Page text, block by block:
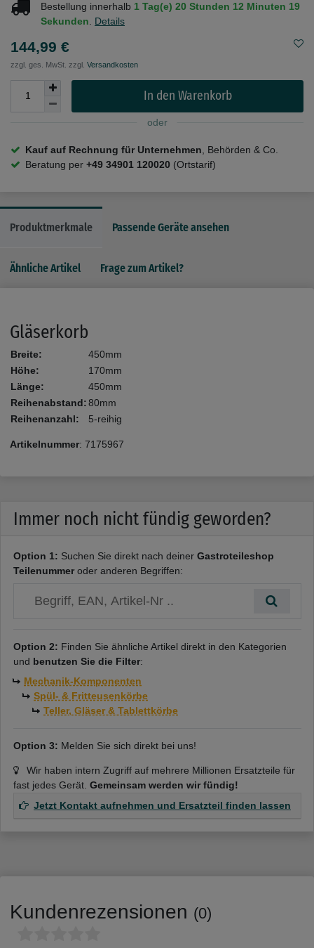
Bestellung innerhalb 1 Tag(e) 20 Stunden 12 Minuten 19
Sekunden
Details
144,99 €
zzgl. ges. MwSt. zzgl. Versandkosten
In den Warenkorb
oder
Kauf auf Rechnung für Unternehmen , Behörden & Co.
Beratung per +49 34901 120020 (Ortstarif)
Produktmerkmale Passende Geräte ansehen
Ähnliche Artikel Frage zum Artikel?
Gläserkorb
Breite:
450mm
Höhe:
170mm
Länge:
450mm
Reihenabstand:80mm
Reihenanzahl:
5-reihig
Artikelnummer: 7175967
Immer noch nicht fündig geworden?
Option 1: Suchen Sie direkt nach deiner Gastroteileshop
Teilenummeroder anderen Begriffen:
Option 2: Finden Sie ähnliche Artikel direkt in den Kategorien
und benutzen Sie die Filter:
Mechanik-Komponenten
Spül- & Fritteusenkörbe
Teller, Gläser & Tablettkörbe
Option 3: Melden Sie sich direkt bei uns!
Wir haben intern Zugriff auf mehrere Millionen Ersatzteile für
fast jedes Gerät. Gemeinsam werden wir fündig!
Jetzt Kontakt aufnehmen und Ersatzteil finden lassen
Kundenrezensionen (0)